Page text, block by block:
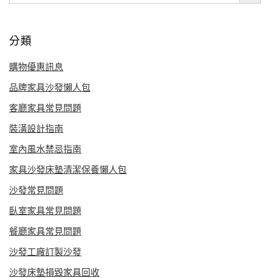
分類
購物優惠訊息
品牌家具沙發懶人包
客廳家具常見問題
裝潢設計指南
室內風水禁忌指南
家具沙發床墊清潔保養懶人包
沙發常見問題
臥室家具常見問題
餐廳家具常見問題
沙發工廠訂製沙發
沙發床墊損毀家具回收